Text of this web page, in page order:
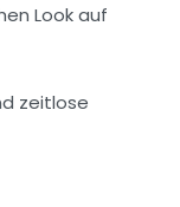
Look auf